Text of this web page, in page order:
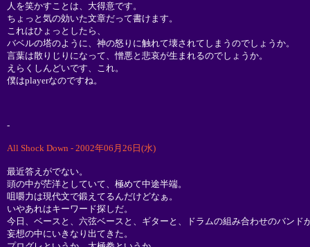
人を笑かすことは、大得意です。
ちょっと気の効いた文章だって書けます。
これはひょっとしたら、
バベルの塔のように、神の怒りに触れて壊されてしまうのでしょうか。
言葉は散りじりになって、憎悪と悲哀が生まれるのでしょうか。
えらくしんどいです、これ。
僕はplayerなのですね。
-
All Shock Down - 2002年06月26日(水)
最近答えがでない。
頭の中が茫洋としていて、極めて中途半端。
咀嚼力は現代文で鍛えてるんだけどなぁ。
いやあれはキーワード探しだ。
今日、ベースと、六弦ベースと、ギターと、ドラムの組み合わせのバンド
妄想の中にいきなり出てきた。